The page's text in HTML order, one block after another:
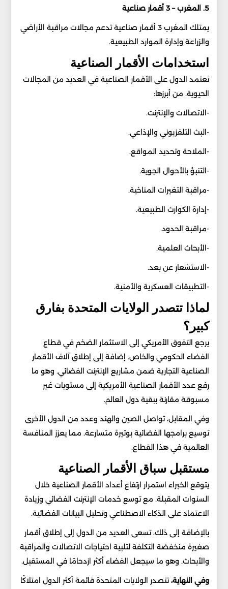
5. المغرب – 3 أقمار صناعية
يمتلك المغرب 3 أقمار صناعية تدعم مجالات مراقبة الأراضي
والزراعة وإدارة الموارد الطبيعية.
استخدامات الأقمار الصناعية
تعتمد الدول على الأقمار الصناعية في العديد من المجالات
الحيوية. من أبرزها:
-الاتصالات والإنترنت.
-البث التلفزيوني والإذاعي.
-الملاحة وتحديد المواقع.
-التنبؤ بالأحوال الجوية.
-مراقبة التغيرات المناخية.
-إدارة الكوارث الطبيعية.
-مراقبة الحدود.
-الأبحاث العلمية.
-الاستشعار عن بعد.
-التطبيقات العسكرية والأمنية.
لماذا تتصدر الولايات المتحدة بفارق
كبير؟
يرجع التفوق الأمريكي إلى الاستثمار الضخم في قطاع
الفضاء الحكومي والخاص. إضافة إلى إطلاق آلاف الأقمار
الصناعية التجارية ضمن مشاريع الإنترنت الفضائي. وهو ما
رفع عدد الأقمار الصناعية الأمريكية إلى مستويات غير
مسبوقة مقارنة ببقية دول العالم.
وفي المقابل، تواصل الصين والهند وعدد من الدول الأخرى
توسيع برامجها الفضائية بوتيرة متسارعة. مما يعزز المنافسة
العالمية في هذا القطاع.
مستقبل سباق الأقمار الصناعية
يتوقع الخبراء استمرار ارتفاع أعداد الأقمار الصناعية خلال
السنوات المقبلة. مع توسع خدمات الإنترنت الفضائي وزيادة
الاعتماد على الذكاء الاصطناعي وتحليل البيانات الفضائية.
بالإضافة إلى ذلك، تسعى العديد من الدول إلى إطلاق أقمار
صغيرة منخفضة التكلفة لتلبية احتياجات الاتصالات والمراقبة
والأبحاث. وهو ما سيجعل الفضاء أكثر ازدحامًا في المستقبل.
وفي النهاية،تتصدر الولايات المتحدة قائمة أكثر الدول امتلاكًا